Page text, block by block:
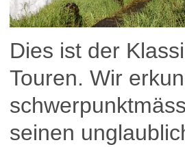
Dies ist der
Touren. Wir
seinen